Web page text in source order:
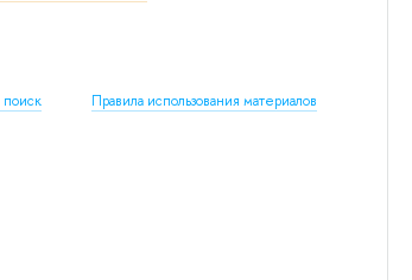
Правила использования материалов